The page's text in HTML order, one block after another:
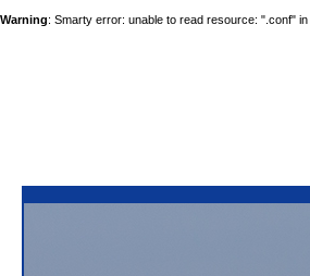
Warning: Smarty error: unable to read resource: ".conf" in